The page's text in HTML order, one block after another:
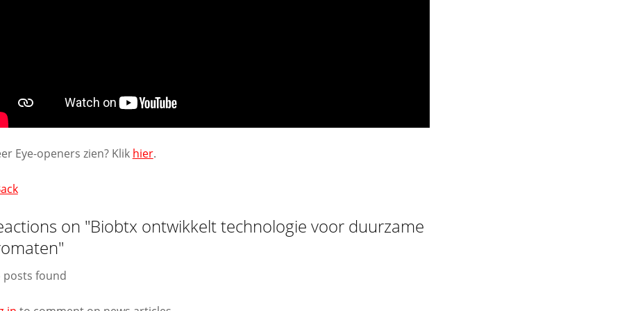
Eye-openers zien? Klik hier.
on "Biobtx ontwikkelt technologie voor duurzame
posts found